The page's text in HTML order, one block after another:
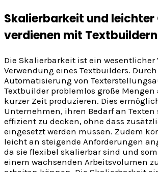
Skalierbarkeit und leichter
verdienen mit Textbuildern
Die Skalierbarkeit ist ein wesentlicher
Verwendung eines Textbuilders.
Automatisierung von
Textbuilder problemlos große
kurzer Zeit produzieren. Dies
Unternehmen, ihren Bedarf an
effizient zu decken, ohne dass
eingesetzt werden müssen. Zudem
leicht an steigende Anforderungen
da sie flexibel skalierbar sind und
einem wachsenden Arbeitsvolumen